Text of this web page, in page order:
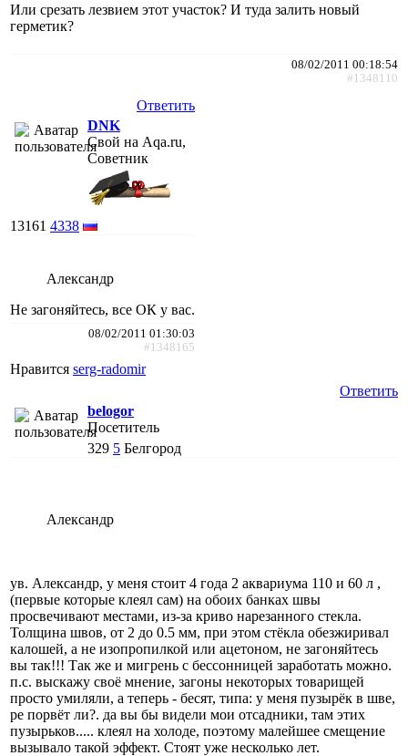
Или срезать лезвием этот участок? И туда залить новый
герметик?
08/02/2011 00:18:54
#1348110
Ответить
DNK
Свой на Aqa.ru,
Советник
13161 4338
Александр
Не загоняйтесь, все ОК у вас.
08/02/2011 01:30:03
#1348165
Нравится serg-radomir
Ответить
belogor
Посетитель
329 5 Белгород
Александр
ув. Александр, у меня стоит 4 года 2 аквариума 110 и 60 л ,
(первые которые клеял сам) на обоих банках швы
просвечивают местами, из-за криво нарезанного стекла.
Толщина швов, от 2 до 0.5 мм, при этом стёкла обезжиривал
калошей, а не изопропилкой или ацетоном, не загоняйтесь
вы так!!! Так же и мигрень с бессонницей заработать можно.
п.с. выскажу своё мнение, загоны некоторых товарищей
просто умиляли, а теперь - бесят, типа: у меня пузырёк в шве,
ре порвёт ли?. да вы бы видели мои отсадники, там этих
пузырьков..... клеял на холоде, поэтому малейшее смещение
вызывало такой эффект. Стоят уже несколько лет.